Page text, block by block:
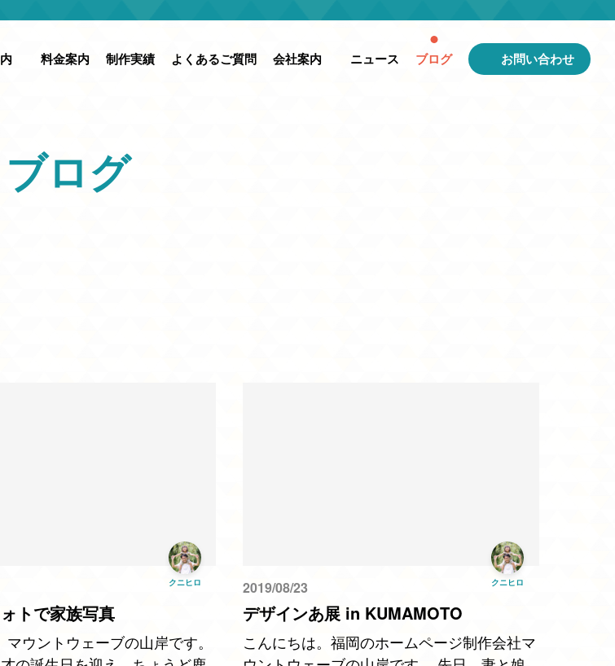
料金案内 制作実績 よくあるご質問 会社案内 ニュース ブログ お問い合わせ
ブログ
クニヒロ
トで家族写真
マウントウェーブの山岸です。
クニヒロ
2019/08/23
デザインあ展 in KUMAMOTO
こんにちは。福岡のホームページ制作会社マ